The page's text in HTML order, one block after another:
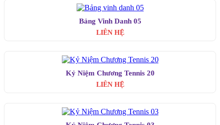
Bảng Vinh Danh 05
LIÊN HỆ
Kỷ Niệm Chương Tennis 20
LIÊN HỆ